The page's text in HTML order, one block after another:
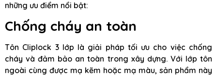
những ưu điểm nổi bật:
Chống cháy an toàn
Tôn Cliplock 3 lớp là giải pháp tối ưu cho việc chống
cháy và đảm bảo an toàn trong xây dựng. Với lớp tôn
ngoài cùng được mạ kẽm hoặc mạ màu, sản phẩm này